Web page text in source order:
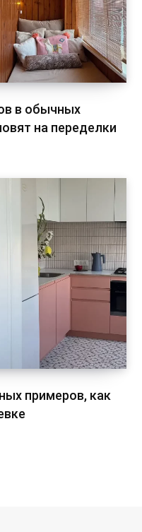
в обычных
на переделки
примеров, как